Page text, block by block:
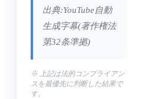
出典:YouTube自動
生成字幕(著作権法
第32条準拠)
※ 上記は法的コンプライアン
スを最優先に判断した結果で
す。